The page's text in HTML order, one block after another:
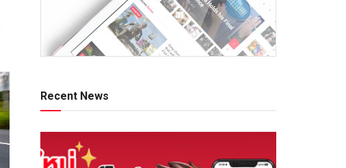
Recent News